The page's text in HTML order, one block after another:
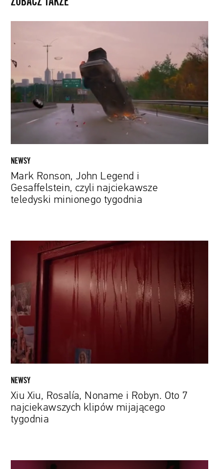
Legend
Gesaffelstein,
najciekawsze
teledyski
tygodnia
NEWSY
Mark Ronson, John Legend i
Gesaffelstein, czyli najciekawsze
teledyski minionego tygodnia
Robyn.
Oto
7
najciekawszych
klipów
mijającego
tygodnia
NEWSY
Xiu Xiu, Rosalía, Noname i Robyn. Oto 7
najciekawszych klipów mijającego
tygodnia